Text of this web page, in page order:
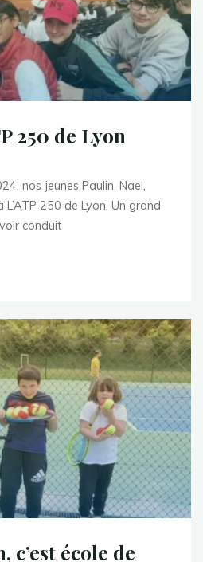
250 de Lyon
nos jeunes Paulin, Nael,
250 de Lyon. Un grand
conduit
c’est école de